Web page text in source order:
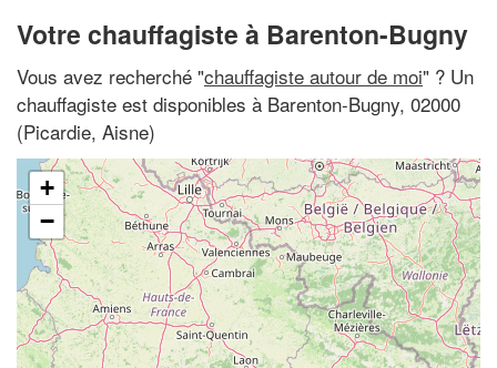
Votre chauffagiste à Barenton-Bugny
Vous avez recherché "chauffagiste autour de moi" ? Un
chauffagiste est disponibles à Barenton-Bugny, 02000
(Picardie, Aisne)
+
−